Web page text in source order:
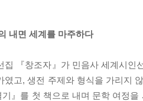
내면 세계를 마주하다
집 『창조자』가 민음사 세계시
였고, 생전 주제와 형식을 가리지
』를 첫 책으로 내며 문학 여정